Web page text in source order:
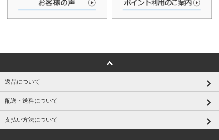
返品について
配送・送料について
支払い方法について